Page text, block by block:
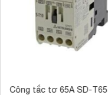
Công tắc tơ 65A SD-T65